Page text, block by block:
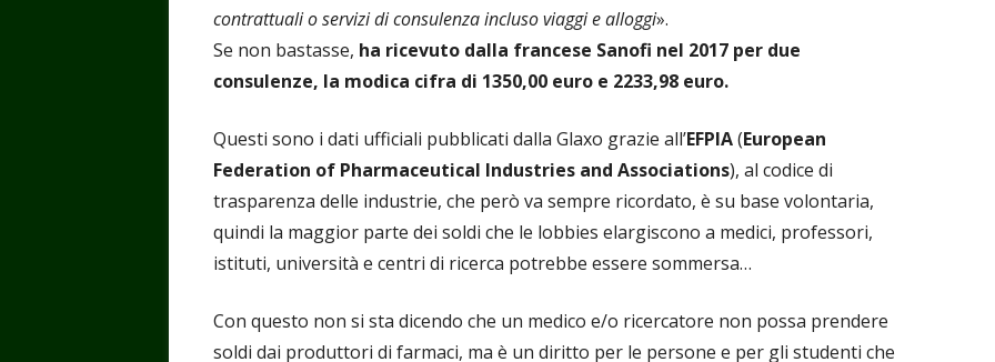
contrattuali o servizi di consulenza incluso viaggi e alloggi».
Se non bastasse, ha ricevuto dalla francese Sanofi nel 2017 per due
consulenze, la modica cifra di 1350,00 euro e 2233,98 euro.
Questi sono i dati ufficiali pubblicati dalla Glaxo grazie all’EFPIA(European
Federation of Pharmaceutical Industries and Associations), al codice di
trasparenza delle industrie, che però va sempre ricordato, è su base volontaria,
quindi la maggior parte dei soldi che le lobbies elargiscono a medici, professori,
istituti, università e centri di ricerca potrebbe essere sommersa…
Con questo non si sta dicendo che un medico e/o ricercatore non possa prendere
soldi dai produttori di farmaci, ma è un diritto per le persone e per gli studenti che